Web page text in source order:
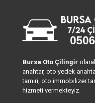
Bursa Oto Çilingir
anahtar, oto yedek
tamiri, oto immobilizer
hizmeti vermekteyiz.